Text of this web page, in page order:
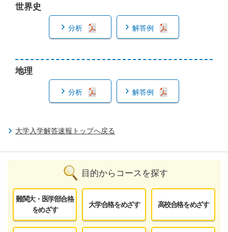
世界史
分析 解答例
地理
分析 解答例
大学入学解答速報トップへ戻る
目的からコースを探す
難関大・医学部合格
をめざす
大学合格をめざす 高校合格をめざす